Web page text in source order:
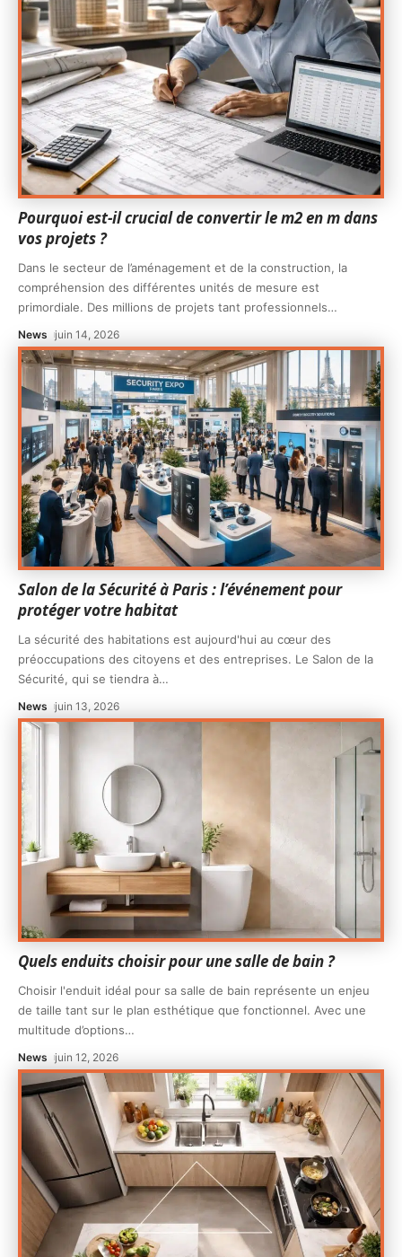
Pourquoi est-il crucial de convertir le m2 en m dans
vos projets ?
Dans le secteur de l’aménagement et de la construction, la
compréhension des différentes unités de mesure est
primordiale. Des millions de projets tant professionnels…
News juin 14, 2026
Salon de la Sécurité à Paris : l’événement pour
protéger votre habitat
La sécurité des habitations est aujourd'hui au cœur des
préoccupations des citoyens et des entreprises. Le Salon de la
Sécurité, qui se tiendra à…
News juin 13, 2026
Quels enduits choisir pour une salle de bain ?
Choisir l'enduit idéal pour sa salle de bain représente un enjeu
de taille tant sur le plan esthétique que fonctionnel. Avec une
multitude d’options…
News juin 12, 2026